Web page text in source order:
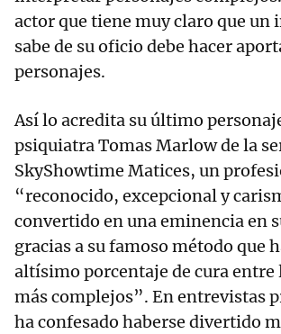
actor que tiene muy claro que un
sabe de su oficio debe hacer
personajes.
Así lo acredita su último
psiquiatra Tomas Marlow de la
SkyShowtime Matices, un
“reconocido, excepcional y
convertido en una eminencia en
gracias a su famoso método que
altísimo porcentaje de cura entre
más complejos”. En entrevistas
ha confesado haberse divertido